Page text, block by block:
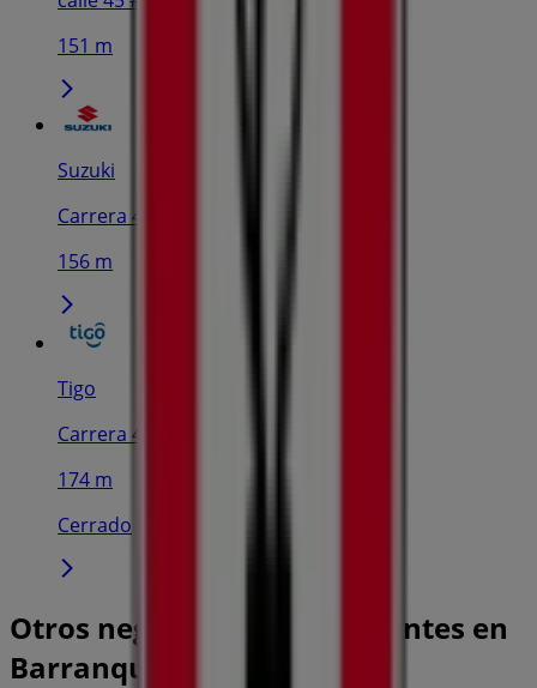
151 m
Suzuki
Carrera 43 No. 68-38, Barranquilla
156 m
Tigo
Carrera 42 # 45-38, Barranquilla
174 m
Cerrado
Otros negocios de Restaurantes en
Barranquilla